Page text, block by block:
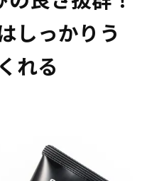
しっかりう
れる